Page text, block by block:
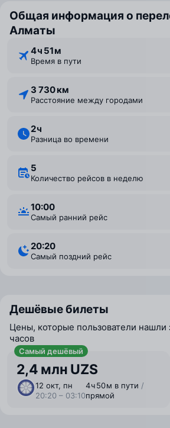
Общая информация о
Алматы
4 ⁠ч 51 ⁠м
Время в пути
3 730 км
Расстояние между городами
2 ⁠ч
Разница во времени
5
Количество рейсов в неделю
10:00
Самый ранний рейс
20:20
Самый поздний рейс
Дешёвые билеты
Цены, которые пользователи нашли
часов
Самый дешёвый
2,4 млн UZS
12 окт, пн
20:20 – 03:10
4 ⁠ч 50 ⁠м в пути /
прямой